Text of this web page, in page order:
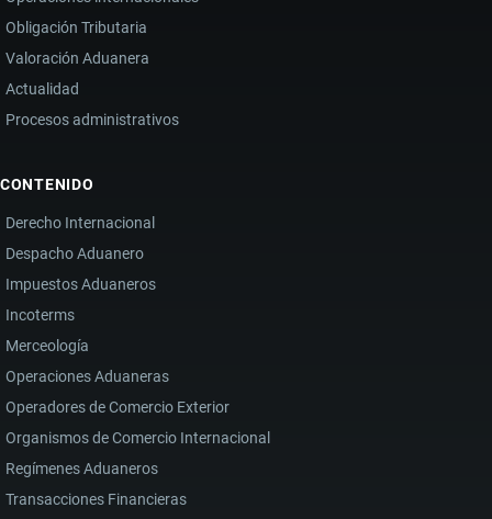
Obligación Tributaria
Valoración Aduanera
Actualidad
Procesos administrativos
CONTENIDO
Derecho Internacional
Despacho Aduanero
Impuestos Aduaneros
Incoterms
Merceología
Operaciones Aduaneras
Operadores de Comercio Exterior
Organismos de Comercio Internacional
Regímenes Aduaneros
Transacciones Financieras